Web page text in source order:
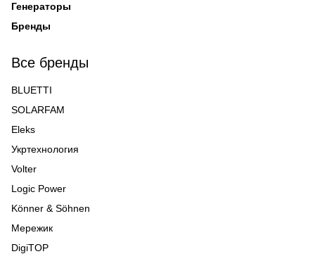
Генераторы
Бренды
Все бренды
BLUETTI
SOLARFAM
Eleks
Укртехнология
Volter
Logic Power
Könner & Söhnen
Мережик
DigiTOP